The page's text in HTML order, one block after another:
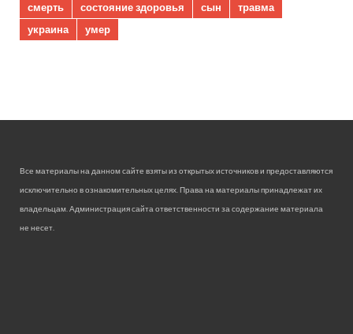
смерть
состояние здоровья сын
травма
украина
умер
Все материалы на данном сайте взяты из открытых источников и предоставляются
исключительно в ознакомительных целях. Права на материалы принадлежат их
владельцам. Администрация сайта ответственности за содержание материала
не несет.